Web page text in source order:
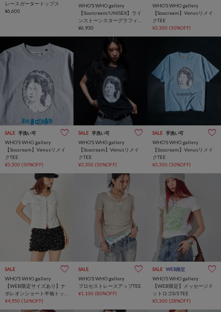
レースガータートップス
¥6,600
WHO’S WHO gallery
【Sourcream/UNISEX】ライ
ンストーンスターグラフィ
ックTEE
¥6,930
WHO’S WHO gallery
【Soucream】Venusリメイ
クTEE
¥3,300 (50%OFF)
SALE 手洗い可
WHO’S WHO gallery
【Soucream】Venusリメイ
クTEE
¥3,300 (50%OFF)
SALE 手洗い可
WHO’S WHO gallery
【Soucream】Venusリメイ
クTEE
¥3,300 (50%OFF)
SALE 手洗い可
WHO’S WHO gallery
【Soucream】Venusリメイ
クTEE
¥3,300 (50%OFF)
SALE
WHO’S WHO gallery
【WEB限定サイズあり】ナ
ポレオンショート半袖トッ
プス
¥4,950 (16%OFF)
SALE
WHO’S WHO gallery
プロセストレースアップTEE
¥1,100 (80%OFF)
SALE WEB限定
WHO’S WHO gallery
【WEB限定】メッセージド
ットロゴS/S TEE
¥3,300 (28%OFF)